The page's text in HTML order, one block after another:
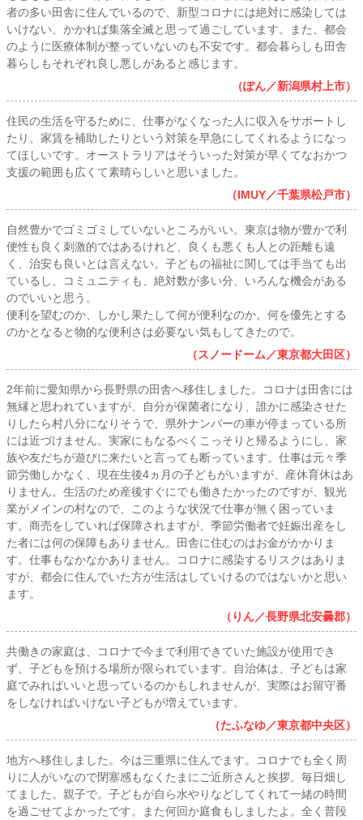
者の多い田舎に住んでいるので、新型コロナには絶対に感染しては
いけない、かかれば集落全滅と思って過ごしています。また、都会
のように医療体制が整っていないのも不安です。都会暮らしも田舎
暮らしもそれぞれ良し悪しがあると感じます。
（ぽん／新潟県村上市）
住民の生活を守るために、仕事がなくなった人に収入をサポートし
たり、家賃を補助したりという対策を早急にしてくれるようになっ
てほしいです。オーストラリアはそういった対策が早くてなおかつ
支援の範囲も広くて素晴らしいと思いました。
（IMUY／千葉県松戸市）
自然豊かでゴミゴミしていないところがいい。東京は物が豊かで利
便性も良く刺激的ではあるけれど、良くも悪くも人との距離も遠
く、治安も良いとは言えない。子どもの福祉に関しては手当ても出
ているし、コミュニティも、絶対数が多い分、いろんな機会がある
のでいいと思う。
便利を望むのか、しかし果たして何が便利なのか。何を優先とする
のかとなると物的な便利さは必要ない気もしてきたので。
（スノードーム／東京都大田区）
2年前に愛知県から長野県の田舎へ移住しました。コロナは田舎には
無縁と思われていますが、自分が保菌者になり、誰かに感染させた
りしたら村八分になりそうで、県外ナンバーの車が停まっている所
には近づけません。実家にもなるべくこっそりと帰るようにし、家
族や友だちが遊びに来たいと言っても断っています。仕事は元々季
節労働しかなく、現在生後4ヵ月の子どもがいますが、産休育休はあ
りません。生活のため産後すぐにでも働きたかったのですが、観光
業がメインの村なので、このような状況で仕事が無く困っていま
す。商売をしていれば保障されますが、季節労働者で妊娠出産をし
た者には何の保障もありません。田舎に住むのはお金がかかりま
す。仕事もなかなかありません。コロナに感染するリスクはありま
すが、都会に住んでいた方が生活はしていけるのではないかと思い
ます。
（りん／長野県北安曇郡）
共働きの家庭は、コロナで今まで利用できていた施設が使用でき
ず、子どもを預ける場所が限られています。自治体は、子どもは家
庭でみればいいと思っているのかもしれませんが、実際はお留守番
をしなければいけない子どもが増えています。
（たふなゆ／東京都中央区）
地方へ移住しました。今は三重県に住んでます。コロナでも全く周
りに人がいなので閉塞感もなくたまにご近所さんと挨拶。毎日畑し
てました。親子で。子どもが自ら水やりなどしてくれて一緒の時間
を過ごせてよかったです。また何回か庭食もしましたよ。全く普段